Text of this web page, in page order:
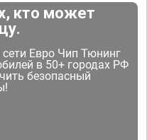
кто может
Евро Чип Тюнинг
в 50+ городах РФ
безопасный